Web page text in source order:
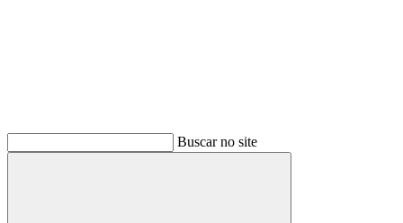
Buscar no site